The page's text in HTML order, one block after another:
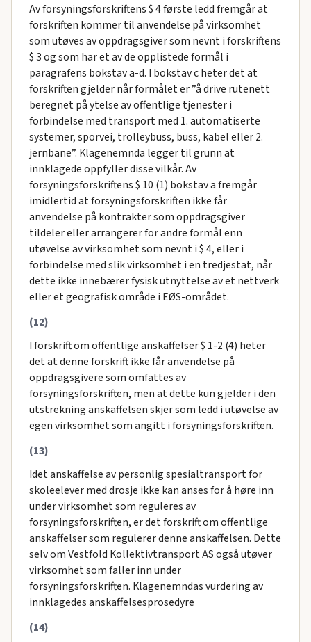
Av forsyningsforskriftens $ 4 første ledd fremgår at
forskriften kommer til anvendelse på virksomhet
som utøves av oppdragsgiver som nevnt i forskriftens
$ 3 og som har et av de opplistede formål i
paragrafens bokstav a-d. I bokstav c heter det at
forskriften gjelder når formålet er ”å drive rutenett
beregnet på ytelse av offentlige tjenester i
forbindelse med transport med 1. automatiserte
systemer, sporvei, trolleybuss, buss, kabel eller 2.
jernbane”. Klagenemnda legger til grunn at
innklagede oppfyller disse vilkår. Av
forsyningsforskriftens $ 10 (1) bokstav a fremgår
imidlertid at forsyningsforskriften ikke får
anvendelse på kontrakter som oppdragsgiver
tildeler eller arrangerer for andre formål enn
utøvelse av virksomhet som nevnt i $ 4, eller i
forbindelse med slik virksomhet i en tredjestat, når
dette ikke innebærer fysisk utnyttelse av et nettverk
eller et geografisk område i EØS-området.
(12)
I forskrift om offentlige anskaffelser $ 1-2 (4) heter
det at denne forskrift ikke får anvendelse på
oppdragsgivere som omfattes av
forsyningsforskriften, men at dette kun gjelder i den
utstrekning anskaffelsen skjer som ledd i utøvelse av
egen virksomhet som angitt i forsyningsforskriften.
(13)
Idet anskaffelse av personlig spesialtransport for
skoleelever med drosje ikke kan anses for å høre inn
under virksomhet som reguleres av
forsyningsforskriften, er det forskrift om offentlige
anskaffelser som regulerer denne anskaffelsen. Dette
selv om Vestfold Kollektivtransport AS også utøver
virksomhet som faller inn under
forsyningsforskriften. Klagenemndas vurdering av
innklagedes anskaffelsesprosedyre
(14)